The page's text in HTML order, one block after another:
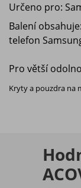
Určeno pro:
Balení
telefon
Pro větší
Kryty a pouzdra na